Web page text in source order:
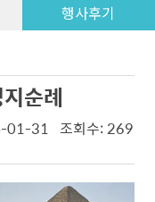
행사후기
순례
01-31 조회수: 269